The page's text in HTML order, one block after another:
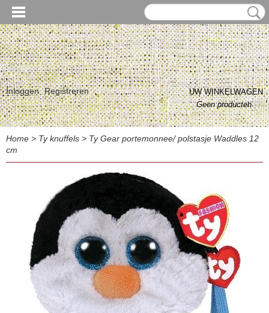
Inloggen Registreren
UW WINKELWAGEN
Geen producten(0)
Home > Ty knuffels > Ty Gear portemonnee/ polstasje Waddles 12
cm